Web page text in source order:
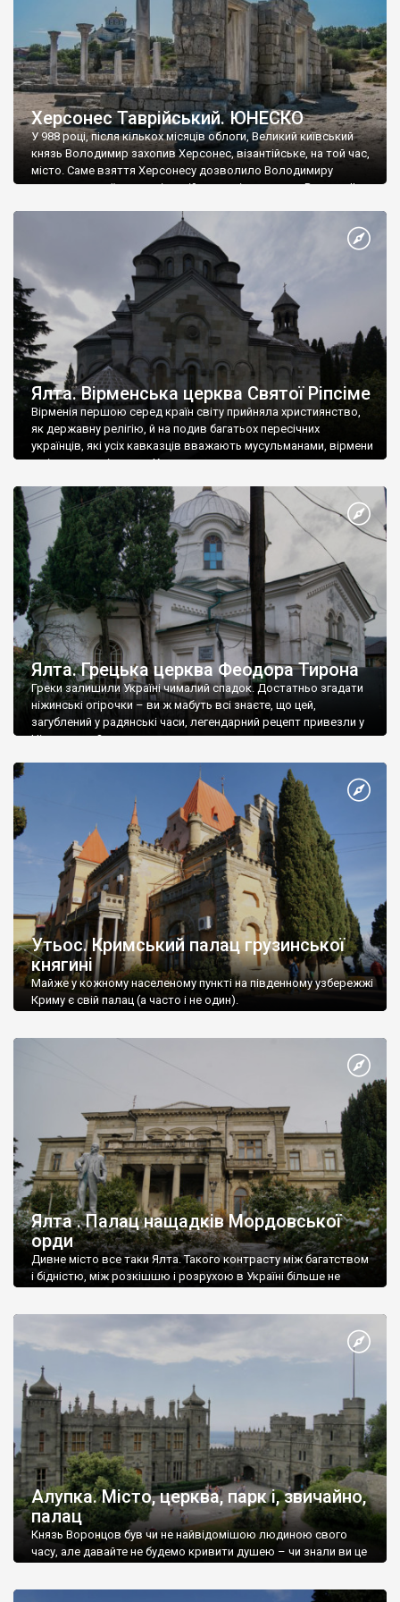
Херсонес Таврійський. ЮНЕСКО
У 988 році, після кількох місяців облоги, Великий київський
князь Володимир захопив Херсонес, візантійське, на той час,
місто. Саме взяття Херсонесу дозволило Володимиру
диктувати свої умови візантійському імператору Василю ІІ, та
Херсонесі Володимир-язичник, став Василем-християнином.
А потім було Хрещення Русі. На честь Херсонесу Таврійського
Ялта. Вірменська церква Святої Ріпсіме
Вірменія першою серед країн світу прийняла християнство,
як державну релігію, й на подив багатьох пересічних
українців, які усіх кавказців вважають мусульманами, вірмени
є відданими вірянами Христа
Ялта. Грецька церква Феодора Тирона
Греки залишили Україні чималий спадок. Достатньо згадати
ніжинські огірочки – ви ж мабуть всі знаєте, що цей,
загублений у радянські часи, легендарний рецепт привезли у
Ніжин греки?
Утьос. Кримський палац грузинської
княгині
Майже у кожному населеному пункті на південному узбережжі
Криму є свій палац (а часто і не один).
Ялта . Палац нащадків Мордовської
орди
Дивне місто все таки Ялта. Такого контрасту між багатством
і бідністю, між розкішшю і розрухою в Україні більше не
Алупка. Місто, церква, парк і, звичайно,
палац
Князь Воронцов був чи не найвідомішою людиною свого
часу, але давайте не будемо кривити душею – чи знали ви це